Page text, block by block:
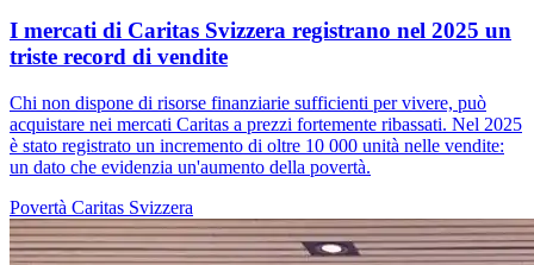
I mercati di Caritas Svizzera registrano nel 2025 un
triste record di vendite
Chi non dispone di risorse finanziarie sufficienti per vivere, può
acquistare nei mercati Caritas a prezzi fortemente ribassati. Nel 2025
è stato registrato un incremento di oltre 10 000 unità nelle vendite:
un dato che evidenzia un'aumento della povertà.
Povertà Caritas Svizzera